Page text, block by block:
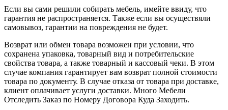
Если вы сами решили собирать мебель, имейте ввиду, что
гарантия не распространяется. Также если вы осуществяли
самовывоз, гарантии на повреждения не будет.
Возврат или обмен товара возможен при условии, что
сохранена упаковка, товарный вид и потребительские
свойства товара, а также товарный и кассовый чеки. В этом
случае компания гарантирует вам возврат полной стоимости
товара по документу. В случае отказа от товара при доставке,
клиент оплачивает услуги доставки. Много Мебели
Отследить Заказ по Номеру Договора Куда Заходить.